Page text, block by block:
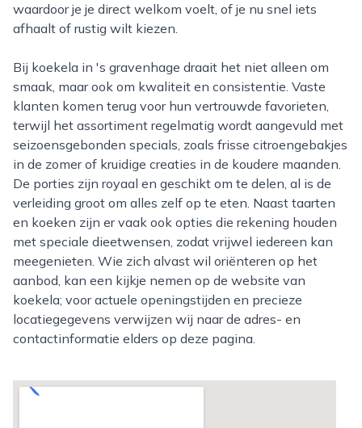
waardoor je je direct welkom voelt, of je nu snel iets
afhaalt of rustig wilt kiezen.
Bij koekela in 's gravenhage draait het niet alleen om
smaak, maar ook om kwaliteit en consistentie. Vaste
klanten komen terug voor hun vertrouwde favorieten,
terwijl het assortiment regelmatig wordt aangevuld met
seizoensgebonden specials, zoals frisse citroengebakjes
in de zomer of kruidige creaties in de koudere maanden.
De porties zijn royaal en geschikt om te delen, al is de
verleiding groot om alles zelf op te eten. Naast taarten
en koeken zijn er vaak ook opties die rekening houden
met speciale dieetwensen, zodat vrijwel iedereen kan
meegenieten. Wie zich alvast wil oriënteren op het
aanbod, kan een kijkje nemen op de website van
koekela; voor actuele openingstijden en precieze
locatiegegevens verwijzen wij naar de adres- en
contactinformatie elders op deze pagina.